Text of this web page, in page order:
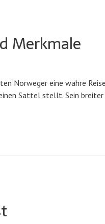
Merkmale
Norweger eine wahre
Sattel stellt. Sein